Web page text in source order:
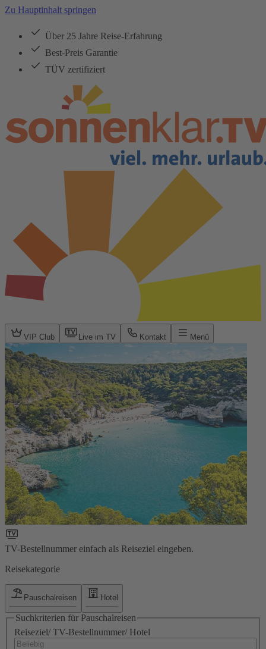
Zu Hauptinhalt springen
Über 25 Jahre Reise-Erfahrung
Best-Preis Garantie
TÜV zertifiziert
VIP Club Live im TV Kontakt Menü
TV-Bestellnummer einfach als Reiseziel eingeben.
Reisekategorie
Pauschalreisen Hotel
Suchkriterien für Pauschalreisen
Reiseziel/ TV-Bestellnummer/ Hotel